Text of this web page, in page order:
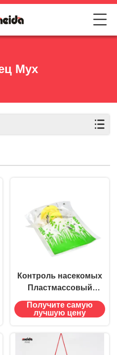
Мух
Контроль насекомых
Пластмассовый
ловушный пакет для
безопасной и
борьбы с
вредителями
Получите самую
лучшую цену